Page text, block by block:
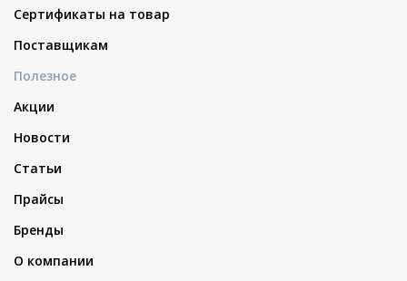
Сертификаты на товар
Поставщикам
Полезное
Акции
Новости
Статьи
Прайсы
Бренды
О компании